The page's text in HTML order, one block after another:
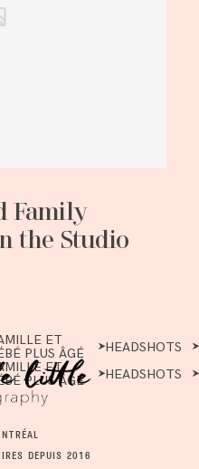
Family
the Studio
ET
PLUS ÂGÉ
HEADSHOTS
ET
PLUS ÂGÉ
HEADSHOTS
DEPUIS 2016